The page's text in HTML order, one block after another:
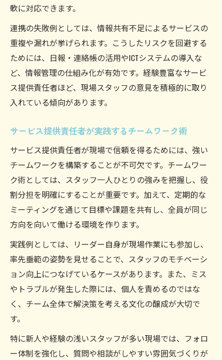
軟に対応できます。
連携の失敗例としては、情報共有不足によるサービスの
重複や漏れが挙げられます。こうしたリスクを回避する
ためには、日報・連絡帳の活用やICTシステムの導入な
ど、情報管理の仕組み化が有効です。経験豊富なサービ
ス提供責任者ほど、現場スタッフの意見を積極的に取り
入れている傾向があります。
サービス提供責任者が実践するチームワーク術
サービス提供責任者が現場で信頼を得るためには、強い
チームワークを構築することが不可欠です。チームワー
ク術としては、スタッフ一人ひとりの強みを把握し、役
割分担を明確にすることが重要です。加えて、定期的な
ミーティングを通じて目標や課題を共有し、全員が同じ
方向を向いて働ける環境を作ります。
実践例としては、リーダー自身が現場作業にも参加し、
率先垂範の姿勢を見せることで、スタッフのモチベーシ
ョン向上につなげているケースがあります。また、ミス
やトラブルが発生した際には、個人を責めるのではな
く、チーム全体で解決策を考える文化の醸成が大切で
す。
特に新人や経験の浅いスタッフが多い現場では、フォロ
ー体制を強化し、質問や相談がしやすい雰囲気づくりが